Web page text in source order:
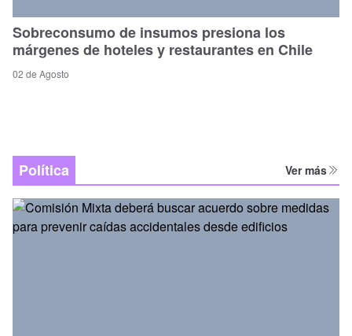
Sobreconsumo de insumos presiona los
márgenes de hoteles y restaurantes en Chile
02 de Agosto
Política Ver más